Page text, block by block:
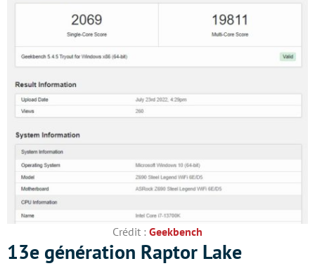
Crédit : Geekbench
13e génération Raptor Lake